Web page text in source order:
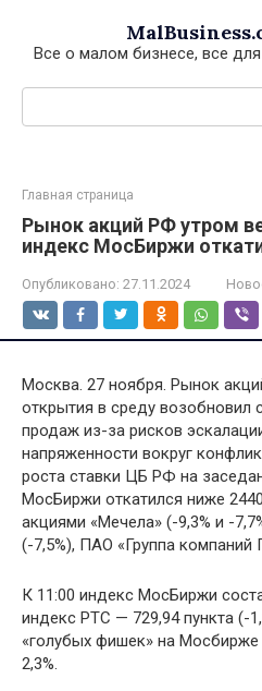
контентуВсе о малом бизнесе, все
Поиск:
Главная страница
Рынок акций РФ утром
индекс МосБиржи
Опубликовано: 27.11.2024
Москва. 27 ноября. Рынок
открытия в среду возобновил
продаж из-за рисков
напряженности вокруг
роста ставки ЦБ РФ на
МосБиржи откатился ниже
акциями «Мечела» (-9,3% и -
(-7,5%), ПАО «Группа компаний
К 11:00 индекс МосБиржи
индекс РТС — 729,94 пункта (-
«голубых фишек» на Мосбирже
2,3%.